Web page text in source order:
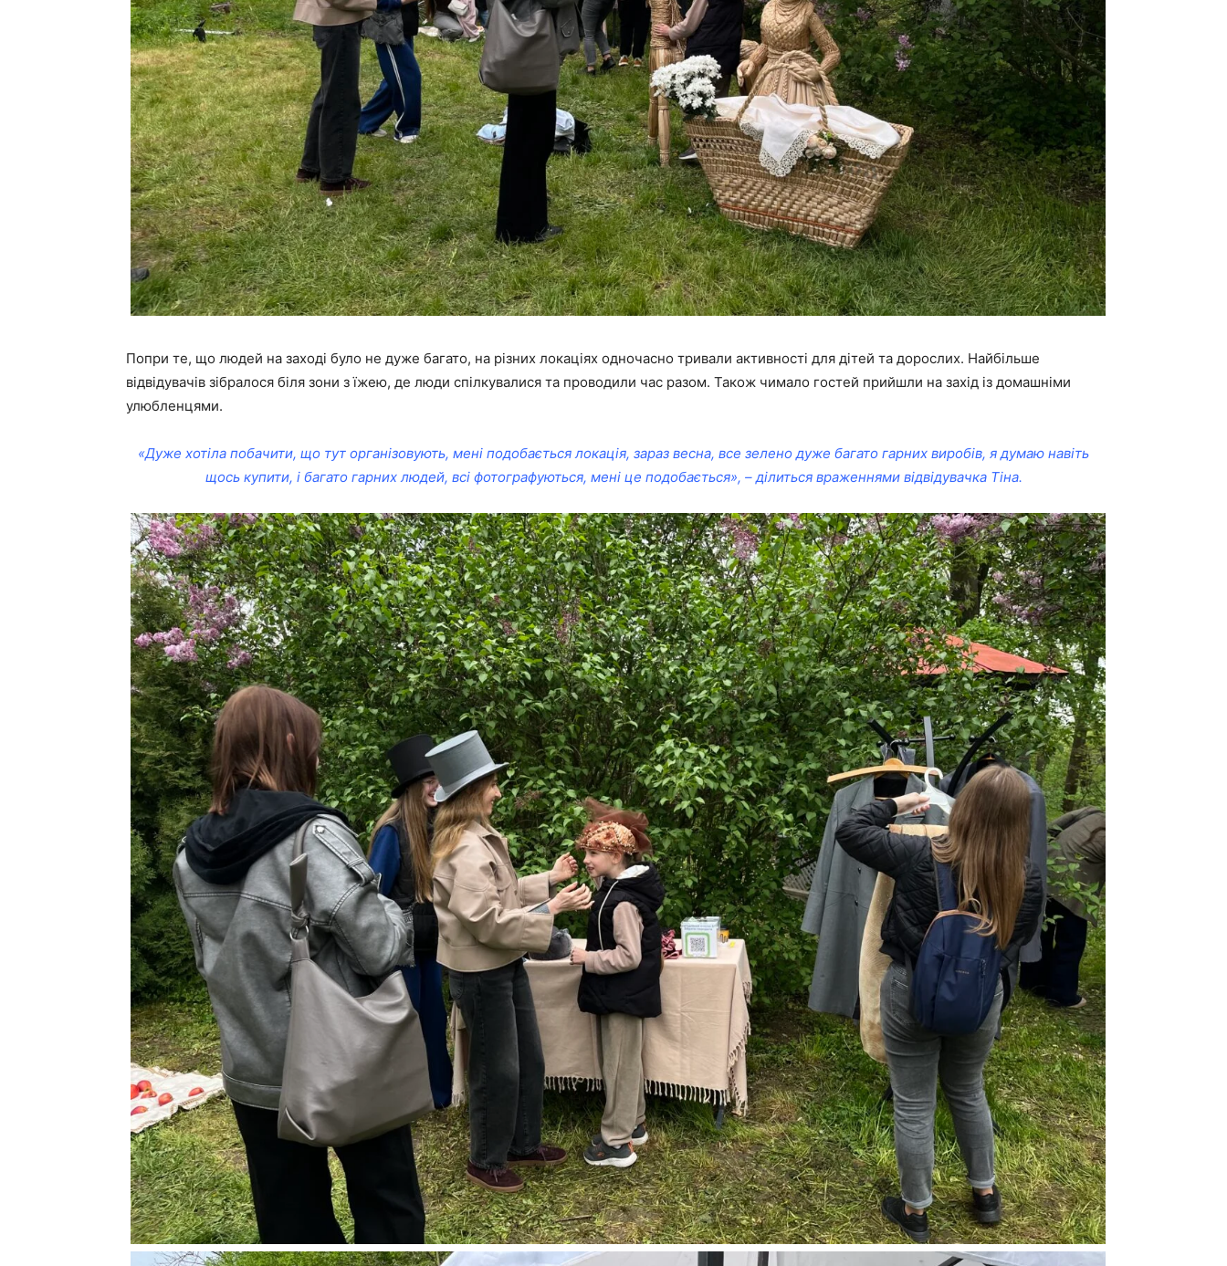
Попри те, що людей на заході було не дуже багато, на різних локаціях одночасно тривали активності для дітей та дорослих. Найбільше
відвідувачів зібралося біля зони з їжею, де люди спілкувалися та проводили час разом. Також чимало гостей прийшли на захід із домашніми
улюбленцями.
«Дуже хотіла побачити, що тут організовують, мені подобається локація, зараз весна, все зелено дуже багато гарних виробів, я думаю навіть
щось купити, і багато гарних людей, всі фотографуються, мені це подобається», – ділиться враженнями відвідувачка Тіна.